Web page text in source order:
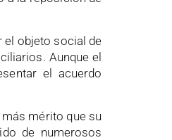
el objeto social de
Aunque el
el acuerdo
mérito que su
de numerosos